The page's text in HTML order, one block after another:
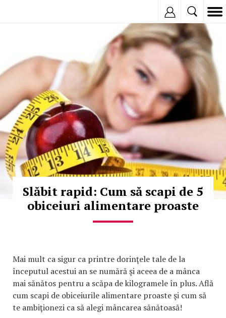
Slăbit rapid: Cum să scapi de 5
obiceiuri alimentare proaste
Mai mult ca sigur ca printre dorinţele tale de la
începutul acestui an se numără şi aceea de a mânca
mai sănătos pentru a scăpa de kilogramele în plus. Află
cum scapi de obiceiurile alimentare proaste şi cum să
te ambiţionezi ca să alegi mâncarea sănătoasă!